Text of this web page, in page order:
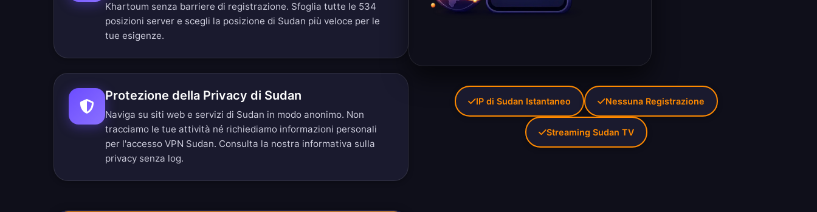
Khartoum senza barriere di registrazione. Sfoglia tutte le 534
posizioni server e scegli la posizione di Sudan più veloce per le
tue esigenze.
Protezione della Privacy di Sudan
Naviga su siti web e servizi di Sudan in modo anonimo. Non
tracciamo le tue attività né richiediamo informazioni personali
per l'accesso VPN Sudan. Consulta la nostra informativa sulla
privacy senza log.
IP di Sudan Istantaneo Nessuna Registrazione
Streaming Sudan TV